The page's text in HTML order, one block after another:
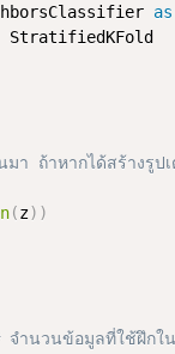
as
า ถ้าหากได้สร้างรูป
(z) )
จำนวนข้อมูลที่ใช้ฝึกใ